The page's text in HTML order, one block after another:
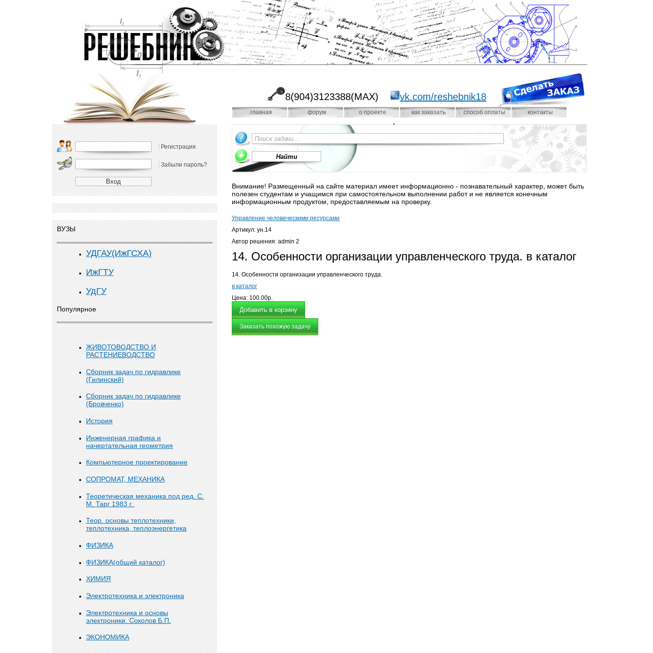
8(904)3123388(MAX) vk.com/reshebnik18
главная форум о проекте как заказать способ оплаты контакты
Регистрация
Забыли пароль?
ВУЗЫ
УДГАУ(ИжГСХА)
ИжГТУ
УдГУ
Популярное
ЖИВОТОВОДСТВО И
РАСТЕНИЕВОДСТВО
Сборник задач по гидравлике
(Гилинский)
Сборник задач по гидравлике
(Бровченко)
История
Инженерная графика и
начертательная геометрия
Компьютерное проектирование
СОПРОМАТ, МЕХАНИКА
Теоретическая механика под ред. С.
М. Тарг 1983 г.
Теор. основы теплотехники,
теплотехника, теплоэнергетика
ФИЗИКА
ФИЗИКА(общий каталог)
ХИМИЯ
Электротехника и электроника
Электротехника и основы
электроники. Соколов Б.П.
ЭКОНОМИКА
Внимание! Размещенный на сайте материал имеет информационно - познавательный характер, может быть
полезен студентам и учащимся при самостоятельном выполнении работ и не является конечным
информационным продуктом, предоставляемым на проверку.
Управление человеческими ресурсами
Артикул: ун.14
Автор решения: admin 2
14. Особенности организации управленческого труда. в каталог
14. Особенности организации управленческого труда.
в каталог
Цена: 100.00р.
Заказать похожую задачу